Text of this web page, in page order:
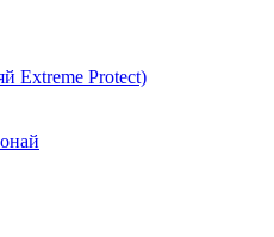
Extreme Protect)